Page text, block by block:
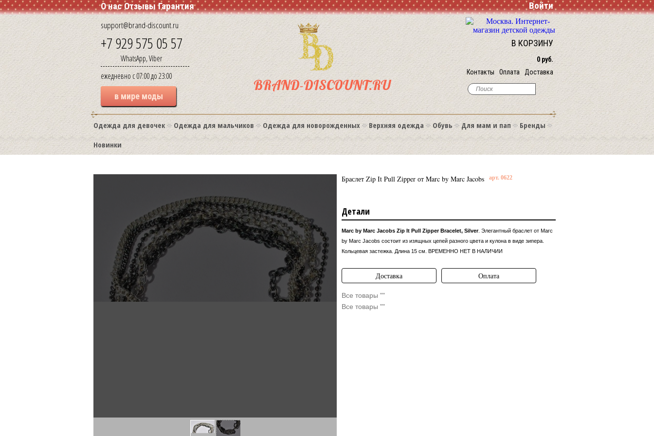
О нас Отзывы Гарантия
Войти
support@brand-discount.ru
+7 929 575 05 57
WhatsApp, Viber
ежедневно с 07:00 до 23:00
в мире моды
BRAND-DISCOUNT.RU
В КОРЗИНУ
0 руб.
Доставка
Оплата
Контакты
Одежда для девочек Одежда для мальчиков Одежда для новорожденных Верхняя одежда Обувь Для мам и пап
Бренды
Новинки
Браслет Zip It Pull Zipper от Marc by Marc Jacobs арт. 0622
Детали
Marc by Marc Jacobs Zip It Pull Zipper Bracelet, Silver. Элегантный браслет от Marc
by Marc Jacobs состоит из изящных цепей разного цвета и кулона в виде зипера.
Кольцевая застежка. Длина 15 см. ВРЕМЕННО НЕТ В НАЛИЧИИ
Доставка Оплата
Все товары ""
Все товары ""